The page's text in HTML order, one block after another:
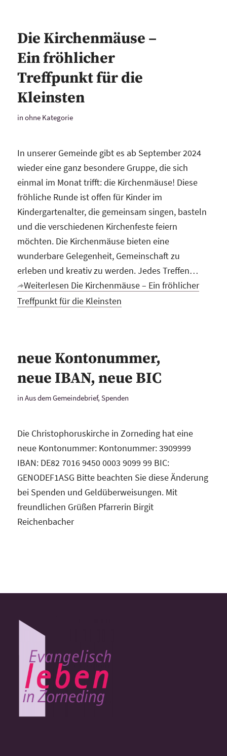
Die Kirchenmäuse –
Ein fröhlicher
Treffpunkt für die
Kleinsten
in ohne Kategorie
In unserer Gemeinde gibt es ab September 2024
wieder eine ganz besondere Gruppe, die sich
einmal im Monat trifft: die Kirchenmäuse! Diese
fröhliche Runde ist offen für Kinder im
Kindergartenalter, die gemeinsam singen, basteln
und die verschiedenen Kirchenfeste feiern
möchten. Die Kirchenmäuse bieten eine
wunderbare Gelegenheit, Gemeinschaft zu
erleben und kreativ zu werden. Jedes Treffen…
Weiterlesen Die Kirchenmäuse – Ein fröhlicher
Treffpunkt für die Kleinsten
neue Kontonummer,
neue IBAN, neue BIC
in Aus dem Gemeindebrief, Spenden
Die Christophoruskirche in Zorneding hat eine
neue Kontonummer: Kontonummer: 3909999
IBAN: DE82 7016 9450 0003 9099 99 BIC:
GENODEF1ASG Bitte beachten Sie diese Änderung
bei Spenden und Geldüberweisungen. Mit
freundlichen Grüßen Pfarrerin Birgit
Reichenbacher